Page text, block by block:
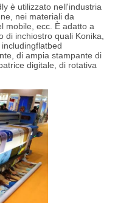
è utilizzato nell'industria
nei materiali da
mobile, ecc. È adatto a
di inchiostro quali Konika,
di ampia stampante di
digitale, di rotativa